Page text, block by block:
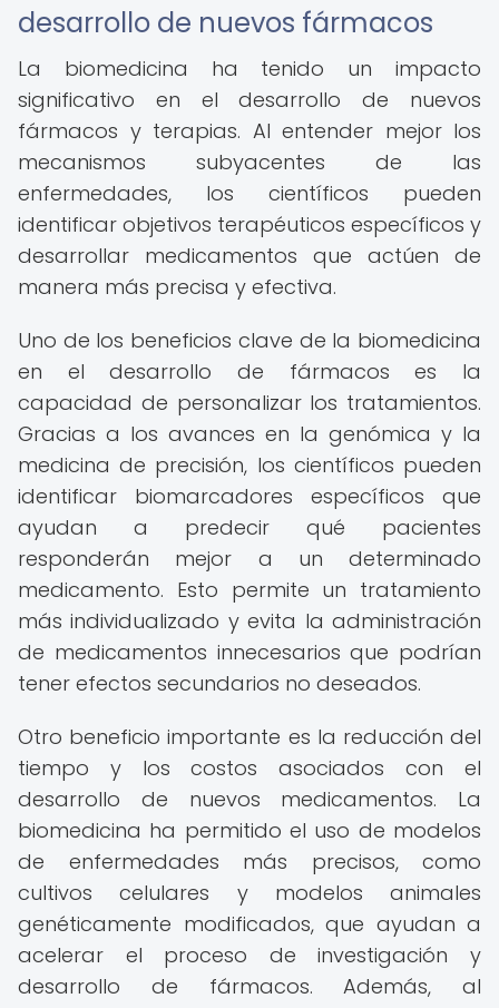
desarrollo de nuevos fármacos
La biomedicina ha tenido un impacto
significativo en el desarrollo de nuevos
fármacos y terapias. Al entender mejor los
mecanismos subyacentes de las
enfermedades, los científicos pueden
identificar objetivos terapéuticos específicos y
desarrollar medicamentos que actúen de
manera más precisa y efectiva.
Uno de los beneficios clave de la biomedicina
en el desarrollo de fármacos es la
capacidad de personalizar los tratamientos.
Gracias a los avances en la genómica y la
medicina de precisión, los científicos pueden
identificar biomarcadores específicos que
ayudan a predecir qué pacientes
responderán mejor a un determinado
medicamento. Esto permite un tratamiento
más individualizado y evita la administración
de medicamentos innecesarios que podrían
tener efectos secundarios no deseados.
Otro beneficio importante es la reducción del
tiempo y los costos asociados con el
desarrollo de nuevos medicamentos. La
biomedicina ha permitido el uso de modelos
de enfermedades más precisos, como
cultivos celulares y modelos animales
genéticamente modificados, que ayudan a
acelerar el proceso de investigación y
desarrollo de fármacos. Además, al